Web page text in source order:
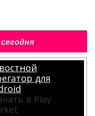
для
в Play